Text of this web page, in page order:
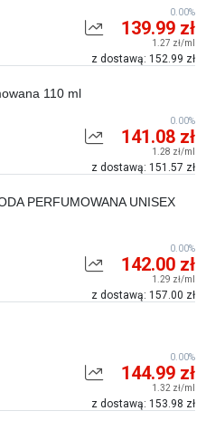
139.99 zł
1.27 zł/ml
z dostawą: 152.99 zł
0.00%
110 ml
141.08 zł
1.28 zł/ml
z dostawą: 151.57 zł
0.00%
PERFUMOWANA UNISEX
142.00 zł
1.29 zł/ml
z dostawą: 157.00 zł
0.00%
144.99 zł
1.32 zł/ml
z dostawą: 153.98 zł
0.00%